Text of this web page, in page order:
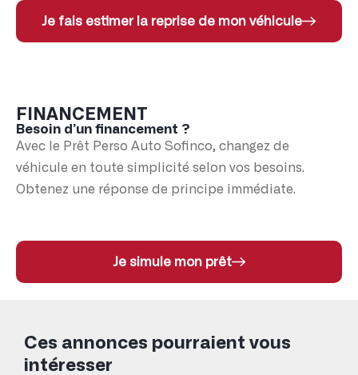
Je fais estimer la reprise de mon véhicule
FINANCEMENT
Besoin d’un financement ?
Avec le Prêt Perso Auto Sofinco, changez de
véhicule en toute simplicité selon vos besoins.
Obtenez une réponse de principe immédiate.
Je simule mon prêt
Ces annonces pourraient vous
intéresser